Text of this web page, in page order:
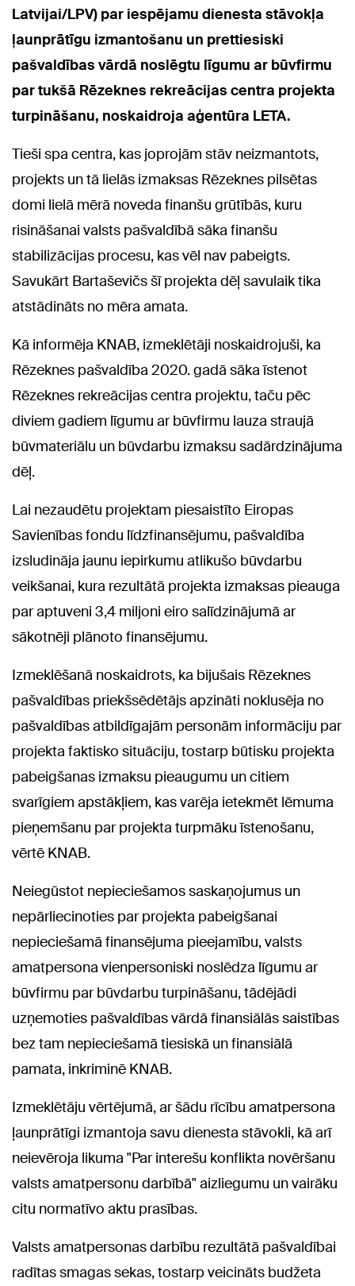
Latvijai/LPV) par iespējamu dienesta stāvokļa
ļaunprātīgu izmantošanu un prettiesiski
pašvaldības vārdā noslēgtu līgumu ar būvfirmu
par tukšā Rēzeknes rekreācijas centra projekta
turpināšanu, noskaidroja aģentūra LETA.
Tieši spa centra, kas joprojām stāv neizmantots,
projekts un tā lielās izmaksas Rēzeknes pilsētas
domi lielā mērā noveda finanšu grūtībās, kuru
risināšanai valsts pašvaldībā sāka finanšu
stabilizācijas procesu, kas vēl nav pabeigts.
Savukārt Bartaševičs šī projekta dēļ savulaik tika
atstādināts no mēra amata.
Kā informēja KNAB, izmeklētāji noskaidrojuši, ka
Rēzeknes pašvaldība 2020. gadā sāka īstenot
Rēzeknes rekreācijas centra projektu, taču pēc
diviem gadiem līgumu ar būvfirmu lauza straujā
būvmateriālu un būvdarbu izmaksu sadārdzinājuma
dēļ.
Lai nezaudētu projektam piesaistīto Eiropas
Savienības fondu līdzfinansējumu, pašvaldība
izsludināja jaunu iepirkumu atlikušo būvdarbu
veikšanai, kura rezultātā projekta izmaksas pieauga
par aptuveni 3,4 miljoni eiro salīdzinājumā ar
sākotnēji plānoto finansējumu.
Izmeklēšanā noskaidrots, ka bijušais Rēzeknes
pašvaldības priekšsēdētājs apzināti noklusēja no
pašvaldības atbildīgajām personām informāciju par
projekta faktisko situāciju, tostarp būtisku projekta
pabeigšanas izmaksu pieaugumu un citiem
svarīgiem apstākļiem, kas varēja ietekmēt lēmuma
pieņemšanu par projekta turpmāku īstenošanu,
vērtē KNAB.
Neiegūstot nepieciešamos saskaņojumus un
nepārliecinoties par projekta pabeigšanai
nepieciešamā finansējuma pieejamību, valsts
amatpersona vienpersoniski noslēdza līgumu ar
būvfirmu par būvdarbu turpināšanu, tādējādi
uzņemoties pašvaldības vārdā finansiālās saistības
bez tam nepieciešamā tiesiskā un finansiālā
pamata, inkriminē KNAB.
Izmeklētāju vērtējumā, ar šādu rīcību amatpersona
ļaunprātīgi izmantoja savu dienesta stāvokli, kā arī
neievēroja likuma "Par interešu konflikta novēršanu
valsts amatpersonu darbībā" aizliegumu un vairāku
citu normatīvo aktu prasības.
Valsts amatpersonas darbību rezultātā pašvaldībai
radītas smagas sekas, tostarp veicināts budžeta